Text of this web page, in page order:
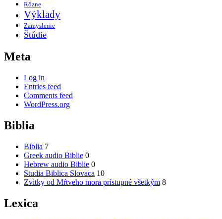
Rôzne
Výklady
Zamyslenie
Štúdie
Meta
Log in
Entries feed
Comments feed
WordPress.org
Biblia
Biblia 7
Greek audio Biblie 0
Hebrew audio Biblie 0
Studia Biblica Slovaca 10
Zvitky od Mŕtveho mora prístupné všetkým 8
Lexica